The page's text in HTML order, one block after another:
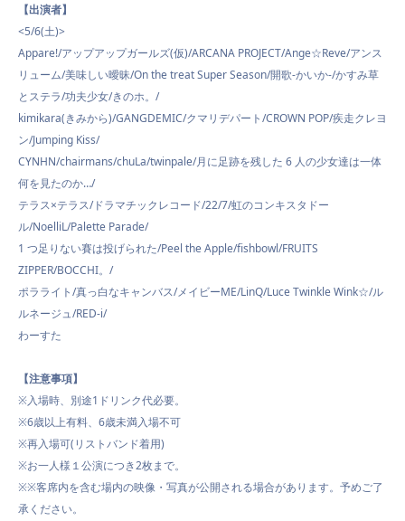
【出演者】
<5/6(土)>
Appare!/アップアップガールズ(仮)/ARCANA PROJECT/Ange☆Reve/アンス
リューム/美味しい曖昧/On the treat Super Season/開歌-かいか-/かすみ草
とステラ/功夫少女/きのホ。/
kimikara(きみから)/GANGDEMIC/クマリデパート/CROWN POP/疾走クレヨ
ン/Jumping Kiss/
CYNHN/chairmans/chuLa/twinpale/月に足跡を残した 6 人の少女達は一体
何を見たのか…/
テラス×テラス/ドラマチックレコード/22/7/虹のコンキスタドー
ル/NoelliL/Palette Parade/
1 つ足りない賽は投げられた/Peel the Apple/fishbowl/FRUITS
ZIPPER/BOCCHI。/
ポラライト/真っ白なキャンバス/メイビーME/LinQ/Luce Twinkle Wink☆/ル
ルネージュ/RED-i/
わーすた
【注意事項】
※入場時、別途1ドリンク代必要。
※6歳以上有料、6歳未満入場不可
※再入場可(リストバンド着用)
※お一人様１公演につき2枚まで。
※※客席内を含む場内の映像・写真が公開される場合があります。予めご了
承ください。